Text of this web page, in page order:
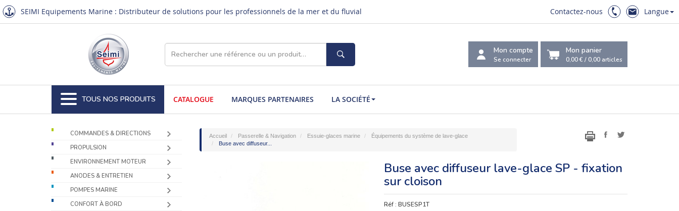
SEIMI Equipements Marine : Distributeur de solutions pour les professionnels de la mer et du fluvial Contactez-nous Langue
Mon compte
Se connecter
Mon panier
0,00 €/0,00 articles
TOUS NOS PRODUITS CATALOGUE MARQUES PARTENAIRES LA SOCIÉTÉ
COMMANDES & DIRECTIONS
PROPULSION
ENVIRONNEMENT MOTEUR
ANODES & ENTRETIEN
POMPES MARINE
CONFORT À BORD
Accueil Passerelle & Navigation Essuie-glaces marine
Équipements du système de lave-glace
Buse avec diffuseur...
Buse avec diffuseur lave-glace SP - fixation
sur cloison
Réf :BUSESP1T